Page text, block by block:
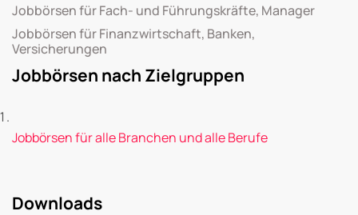
Jobbörsen für Fach- und Führungskräfte, Manager
Jobbörsen für Finanzwirtschaft, Banken,
Versicherungen
Jobbörsen nach Zielgruppen
Jobbörsen für alle Branchen und alle Berufe
Downloads